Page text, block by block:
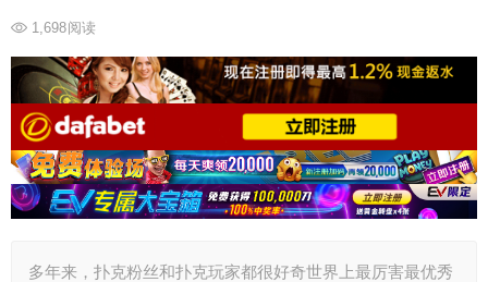
1,698阅读
多年来，扑克粉丝和扑克玩家都很好奇世界上最厉害最优秀